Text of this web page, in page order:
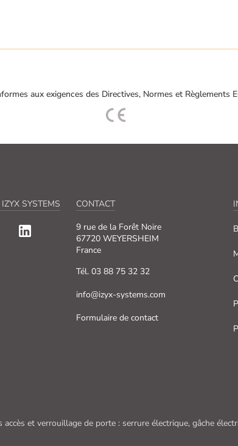
aux exigences des Directives, Normes et Règlements
SYSTEMS
CONTACT
9 rue de la Forêt Noire
67720 WEYERSHEIM
France
Tél. 03 88 75 32 32
info@izyx-systems.com
Formulaire de contact
accès et verrouillage de porte : serrure électrique, gâche